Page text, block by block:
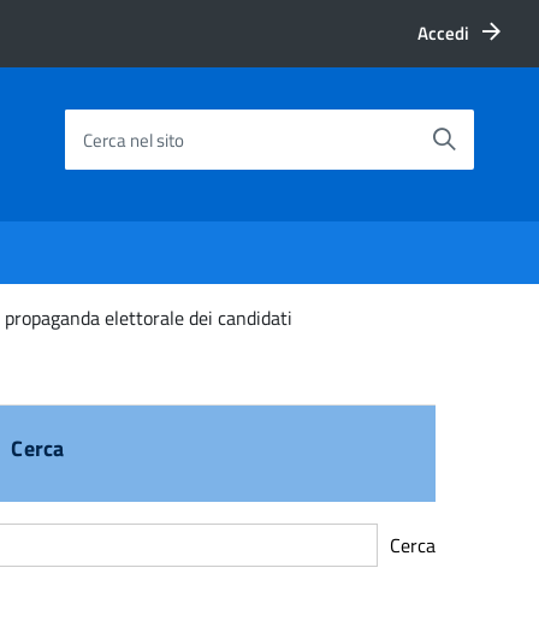
Accedi
Cerca nel sito
elettorale dei candidati
Cerca
Cerca